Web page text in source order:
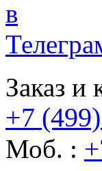
Заказ и
+7
Моб. :